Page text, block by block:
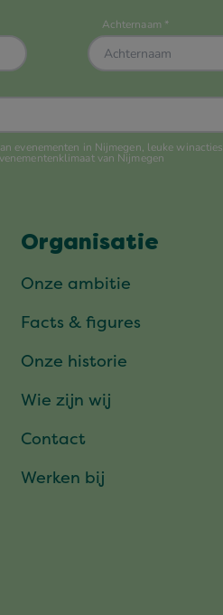
Organisatie
Onze ambitie
Facts & figures
Onze historie
Wie zijn wij
Contact
Werken bij